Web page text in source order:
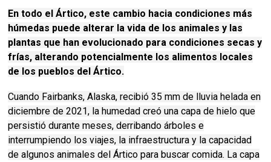
En todo el Ártico, este cambio hacia condiciones más
húmedas puede alterar la vida de los animales y las
plantas que han evolucionado para condiciones secas y
frías, alterando potencialmente los alimentos locales
de los pueblos del Ártico.
Cuando Fairbanks, Alaska, recibió 35 mm de lluvia helada en
diciembre de 2021, la humedad creó una capa de hielo que
persistió durante meses, derribando árboles e
interrumpiendo los viajes, la infraestructura y la capacidad
de algunos animales del Ártico para buscar comida. La capa